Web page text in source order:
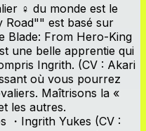
♀ du monde est le
Road"" est basé sur
Blade: From Hero-King
une belle apprentie qui
Ingrith. (CV : Akari
où vous pourrez
Maîtrisons la «
les autres.
・Ingrith Yukes (CV :